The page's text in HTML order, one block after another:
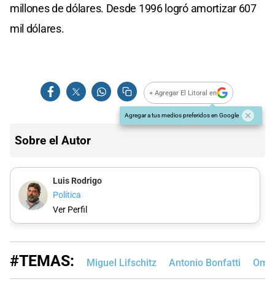
millones de dólares. Desde 1996 logró amortizar 607
mil dólares.
+ Agregar El Litoral en
Agregar a tus medios preferidos en Google
Sobre el Autor
Luis Rodrigo
Política
Ver Perfil
#TEMAS: Miguel Lifschitz Antonio Bonfatti